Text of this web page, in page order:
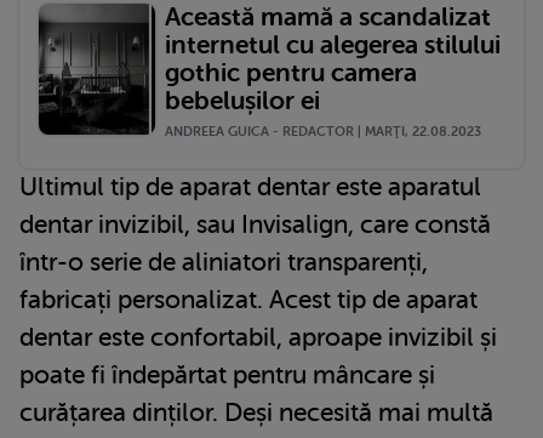
Această mamă a scandalizat
internetul cu alegerea stilului
gothic pentru camera
bebelușilor ei
ANDREEA GUICA - REDACTOR | MARŢI, 22.08.2023
Ultimul tip de aparat dentar este aparatul
dentar invizibil, sau Invisalign, care constă
într-o serie de aliniatori transparenți,
fabricați personalizat. Acest tip de aparat
dentar este confortabil, aproape invizibil și
poate fi îndepărtat pentru mâncare și
curățarea dinților. Deși necesită mai multă